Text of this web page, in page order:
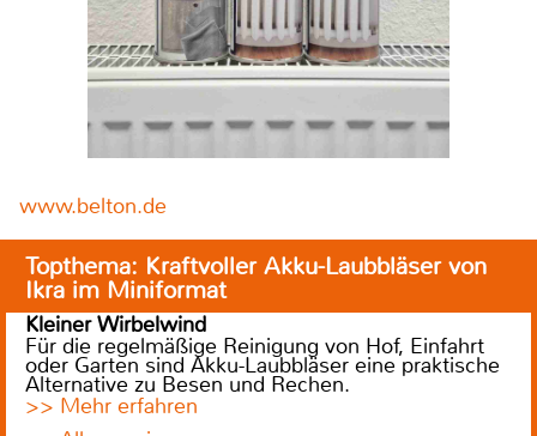
www.belton.de
Topthema: Kraftvoller Akku-Laubbläser von
Ikra im Miniformat
Kleiner Wirbelwind
Für die regelmäßige Reinigung von Hof, Einfahrt
oder Garten sind Akku-Laubbläser eine praktische
Alternative zu Besen und Rechen.
>> Mehr erfahren